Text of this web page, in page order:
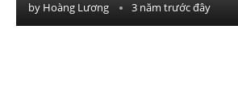
by Hoàng Lương 3 năm trước đây